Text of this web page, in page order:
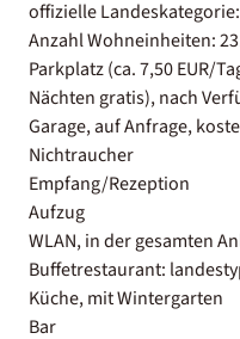
offizielle
Anzahl Wohneinheiten:
Parkplatz (ca. 7,50 EUR/
Nächten gratis), nach
Garage, auf Anfrage,
Nichtraucher
Empfang/Rezeption
Aufzug
WLAN, in der gesamten
Buffetrestaurant:
Küche, mit Wintergarten
Bar